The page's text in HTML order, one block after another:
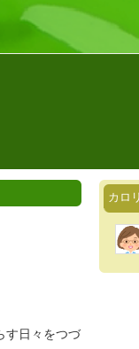
す日々をつづ
カロ